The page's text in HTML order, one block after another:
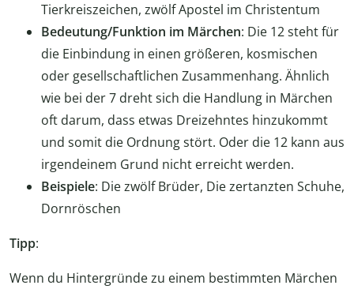
Tierkreiszeichen, zwölf Apostel im Christentum
Bedeutung/Funktion im Märchen: Die 12 steht für
die Einbindung in einen größeren, kosmischen
oder gesellschaftlichen Zusammenhang. Ähnlich
wie bei der 7 dreht sich die Handlung in Märchen
oft darum, dass etwas Dreizehntes hinzukommt
und somit die Ordnung stört. Oder die 12 kann aus
irgendeinem Grund nicht erreicht werden.
Beispiele: Die zwölf Brüder, Die zertanzten Schuhe,
Dornröschen
Tipp:
Wenn du Hintergründe zu einem bestimmten Märchen